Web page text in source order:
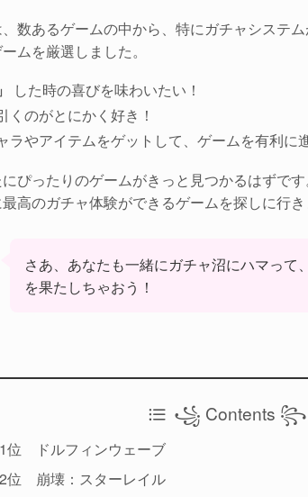
数あるゲームの中から、特にガチャシステ
ムを厳選しました。
した時の喜びを味わいたい！
くのがとにかく好き！
ラやアイテムをゲットして、ゲームを有利に
ぴったりのゲームがきっと見つかるはずです
高のガチャ体験ができるゲームを探しに行き
さあ、あなたも一緒にガチャ沼にハマって
を果たしちゃおう！
꧁ Contents ꧂
位 ドルフィンウェーブ
位 崩壊：スターレイル